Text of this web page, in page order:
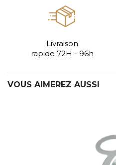
Livraison
rapide 72H - 96h
VOUS AIMEREZ AUSSI